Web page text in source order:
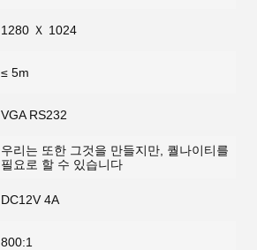
1280 Ｘ 1024
≤ 5m
VGA RS232
우리는 또한 그것을 만들지만, 퀄나이티를
필요로 할 수 있습니다
DC12V 4A
800:1